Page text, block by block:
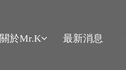
關於Mr.K 最新消息